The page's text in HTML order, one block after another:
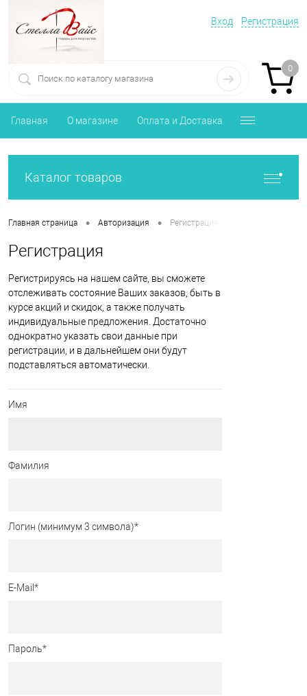
Вход Регистрация
0
Главная О магазине Оплата и Доставка
Каталог товаров
Главная страница • Авторизация • Регистрация
Регистрация
Регистрируясь на нашем сайте, вы сможете
отслеживать состояние Ваших заказов, быть в
курсе акций и скидок, а также получать
индивидуальные предложения. Достаточно
однократно указать свои данные при
регистрации, и в дальнейшем они будут
подставляться автоматически.
Имя
Фамилия
Логин (минимум 3 символа)*
E-Mail *
Пароль*